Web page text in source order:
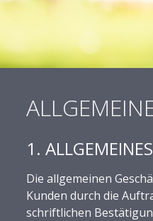
1. ALLGEMEINES
Die allgemeinen
Kunden durch die
schriftlichen